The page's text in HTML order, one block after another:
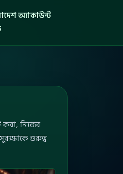
অ্যাকাউন্ট
করা, নিজের
গুরুত্ব